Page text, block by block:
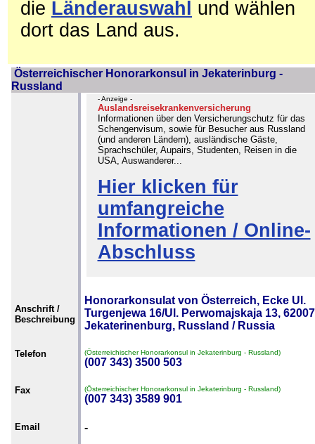
die Länderauswahl
und wählen
dort das Land aus.
Österreichischer Honorarkonsul in Jekaterinburg -
Russland
- Anzeige -
Auslandsreisekrankenversicherung
Informationen über den Versicherungschutz für das
Schengenvisum, sowie für Besucher aus Russland
(und anderen Ländern), ausländische Gäste,
Sprachschüler, Aupairs, Studenten, Reisen in die
USA, Auswanderer...
Hier klicken für
umfangreiche
Informationen / Online-
Abschluss
Anschrift /
Beschreibung
Honorarkonsulat von Österreich, Ecke Ul.
Turgenjewa 16/Ul. Perwomajskaja 13,
Jekaterinenburg, Russland / Russia
Telefon (Österreichischer Honorarkonsul in Jekaterinburg - Russland)
(007 343) 3500 503
Fax (Österreichischer Honorarkonsul in Jekaterinburg - Russland)
(007 343) 3589 901
Email -